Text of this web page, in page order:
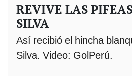
REVIVE LAS
SILVA
Así recibió el hincha
Silva. Video: GolPerú.